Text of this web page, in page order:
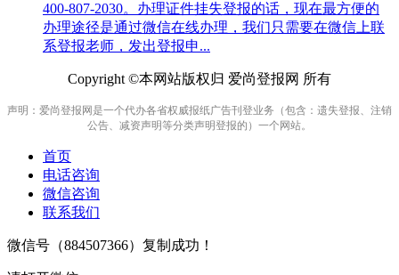
400-807-2030。办理证件挂失登报的话，现在最方便的
办理途径是通过微信在线办理，我们只需要在微信上联
系登报老师，发出登报申...
Copyright ©本网站版权归 爱尚登报网 所有
声明：爱尚登报网是一个代办各省权威报纸广告刊登业务（包含：遗失登报、注销
公告、减资声明等分类声明登报的）一个网站。
首页
电话咨询
微信咨询
联系我们
微信号（884507366）复制成功！